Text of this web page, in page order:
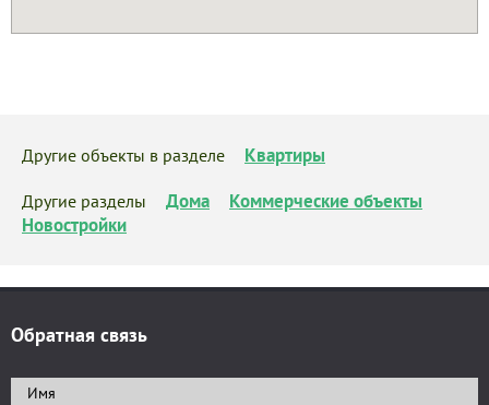
Другие объекты в разделе Квартиры
Другие разделы Дома
Коммерческие объекты
Новостройки
Обратная связь